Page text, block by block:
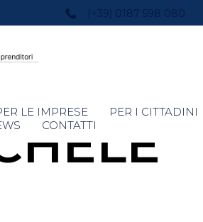
(+39) 0187 598 080
LE IMPRESE
PER I CITTADINI
CONTATTI